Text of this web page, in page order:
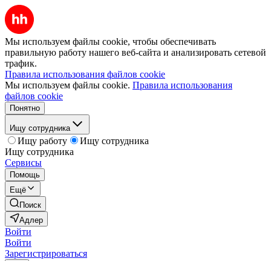
Мы используем файлы cookie, чтобы обеспечивать
правильную работу нашего веб-сайта и анализировать сетевой
трафик.
Правила использования файлов cookie
Мы используем файлы cookie. Правила использования
файлов cookie
Понятно
Ищу сотрудника
Ищу работу
Ищу сотрудника
Ищу сотрудника
Сервисы
Помощь
Ещё
Поиск
Адлер
Войти
Войти
Зарегистрироваться